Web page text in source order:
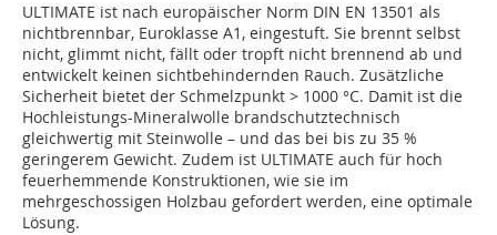
ULTIMATE ist nach europäischer Norm DIN EN 13501 als
nichtbrennbar, Euroklasse A1, eingestuft. Sie brennt selbst
nicht, glimmt nicht, fällt oder tropft nicht brennend ab und
entwickelt keinen sichtbehindernden Rauch. Zusätzliche
Sicherheit bietet der Schmelzpunkt > 1000 °C. Damit ist die
Hochleistungs-Mineralwolle brandschutztechnisch
gleichwertig mit Steinwolle – und das bei bis zu 35 %
geringerem Gewicht. Zudem ist ULTIMATE auch für hoch
feuerhemmende Konstruktionen, wie sie im
mehrgeschossigen Holzbau gefordert werden, eine optimale
Lösung.